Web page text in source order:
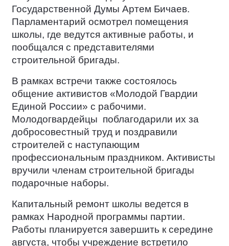
Государственной Думы Артем Бичаев.
Парламентарий осмотрел помещения
школы, где ведутся активные работы, и
пообщался с представителями
строительной бригады.
В рамках встречи также состоялось
общение активистов «Молодой Гвардии
Единой России» с рабочими.
Молодогвардейцы поблагодарили их за
добросовестный труд и поздравили
строителей с наступающим
профессиональным праздником. Активисты
вручили членам строительной бригады
подарочные наборы.
Капитальный ремонт школы ведется в
рамках Народной программы партии.
Работы планируется завершить к середине
августа, чтобы учреждение встретило